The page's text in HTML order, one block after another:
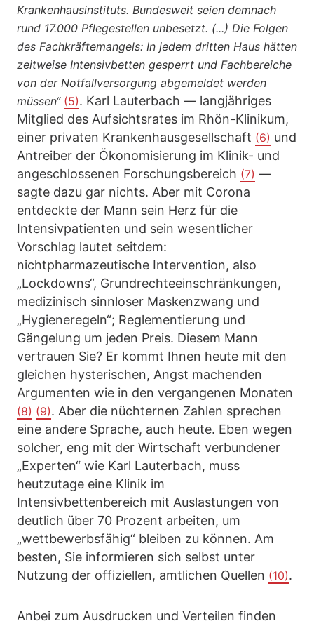
Krankenhausinstituts. Bundesweit seien demnach
rund 17.000 Pflegestellen unbesetzt. (...) Die Folgen
des Fachkräftemangels: In jedem dritten Haus hätten
zeitweise Intensivbetten gesperrt und Fachbereiche
von der Notfallversorgung abgemeldet werden
müssen“ (5). Karl Lauterbach — langjähriges
Mitglied des Aufsichtsrates im Rhön-Klinikum,
einer privaten Krankenhausgesellschaft (6) und
Antreiber der Ökonomisierung im Klinik- und
angeschlossenen Forschungsbereich (7) —
sagte dazu gar nichts. Aber mit Corona
entdeckte der Mann sein Herz für die
Intensivpatienten und sein wesentlicher
Vorschlag lautet seitdem:
nichtpharmazeutische Intervention, also
„Lockdowns“, Grundrechteeinschränkungen,
medizinisch sinnloser Maskenzwang und
„Hygieneregeln“; Reglementierung und
Gängelung um jeden Preis. Diesem Mann
vertrauen Sie? Er kommt Ihnen heute mit den
gleichen hysterischen, Angst machenden
Argumenten wie in den vergangenen Monaten
(8) (9). Aber die nüchternen Zahlen sprechen
eine andere Sprache, auch heute. Eben wegen
solcher, eng mit der Wirtschaft verbundener
„Experten“ wie Karl Lauterbach, muss
heutzutage eine Klinik im
Intensivbettenbereich mit Auslastungen von
deutlich über 70 Prozent arbeiten, um
„wettbewerbsfähig“ bleiben zu können. Am
besten, Sie informieren sich selbst unter
Nutzung der offiziellen, amtlichen Quellen (10).
Anbei zum Ausdrucken und Verteilen finden